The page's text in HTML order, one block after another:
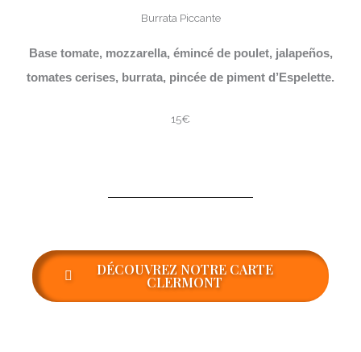
Burrata Piccante
Base tomate, mozzarella, émincé de poulet, jalapeños,
tomates cerises, burrata, pincée de piment d’Espelette.
15€
DÉCOUVREZ NOTRE CARTE
CLERMONT